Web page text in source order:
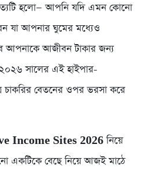
হলো— আপনি যদি এমন কোনো
যা আপনার ঘুমের মধ্যেও
আপনাকে আজীবন টাকার জন্য
২০২৬ সালের এই হাইপার-
চাকরির বেতনের ওপর ভরসা করে
Income Sites 2026নিয়ে
একটিকে বেছে নিয়ে আজই মাঠে